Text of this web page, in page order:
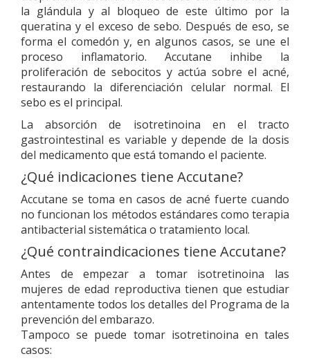
la glándula y al bloqueo de este último por la
queratina y el exceso de sebo. Después de eso, se
forma el comedón y, en algunos casos, se une el
proceso inflamatorio. Accutane inhibe la
proliferación de sebocitos y actúa sobre el acné,
restaurando la diferenciación celular normal. El
sebo es el principal.
La absorción de isotretinoina en el tracto
gastrointestinal es variable y depende de la dosis
del medicamento que está tomando el paciente.
¿Qué indicaciones tiene Accutane?
Accutane se toma en casos de acné fuerte cuando
no funcionan los métodos estándares como terapia
antibacterial sistemática o tratamiento local.
¿Qué contraindicaciones tiene Accutane?
Antes de empezar a tomar isotretinoina las
mujeres de edad reproductiva tienen que estudiar
antentamente todos los detalles del Programa de la
prevención del embarazo.
Tampoco se puede tomar isotretinoina en tales
casos: